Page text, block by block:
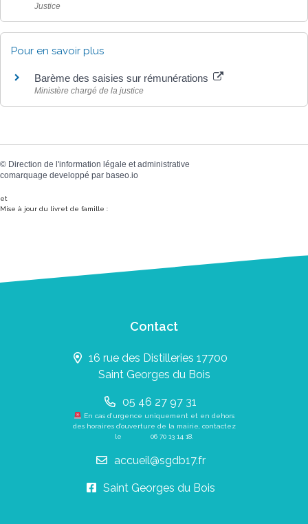
Justice
Pour en savoir plus
Barème des saisies sur rémunérations
Ministère chargé de la justice
© Direction de l'information légale et administrative
comarquage developpé par baseo.io
et
Mise à jour du livret de famille :
Contact
16 rue des Distilleries 17700
Saint Georges du Bois
05 46 27 97 31
En cas d’urgence uniquement et en dehors
des horaires d’ouverture de la mairie, contactez
le 06 70 13 14 18
accueil@sgdb17.fr
Saint Georges du Bois